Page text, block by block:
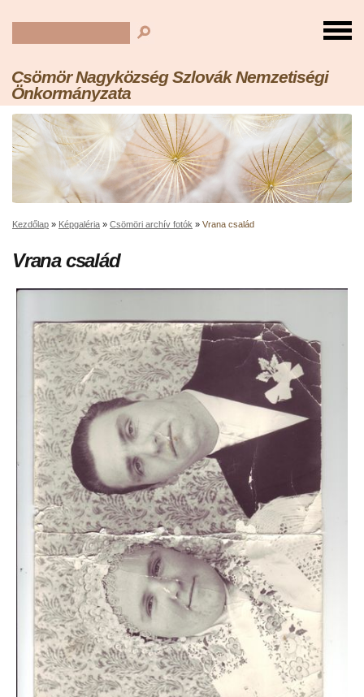
Csömör Nagyközség Szlovák Nemzetiségi
Önkormányzata
Kezdőlap » Képgaléria » Csömöri archív fotók » Vrana család
Vrana család